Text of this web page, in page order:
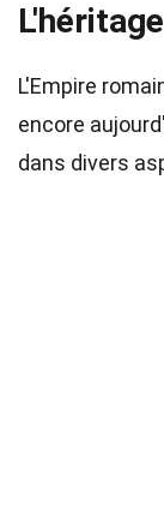
L'Empire
encore
dans divers